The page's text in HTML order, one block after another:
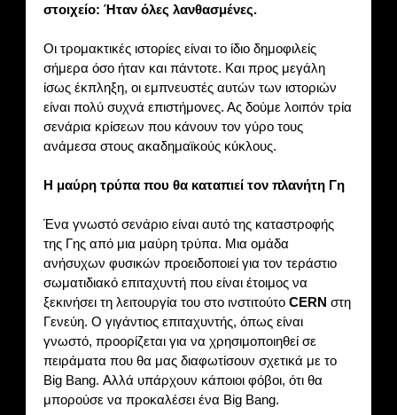
στοιχείο: Ήταν όλες λανθασμένες.
Οι τρομακτικές ιστορίες είναι το ίδιο δημοφιλείς
σήμερα όσο ήταν και πάντοτε. Και προς μεγάλη
ίσως έκπληξη, οι εμπνευστές αυτών των ιστοριών
είναι πολύ συχνά επιστήμονες. Ας δούμε λοιπόν τρία
σενάρια κρίσεων που κάνουν τον γύρο τους
ανάμεσα στους ακαδημαϊκούς κύκλους.
Η μαύρη τρύπα που θα καταπιεί τον πλανήτη Γη
Ένα γνωστό σενάριο είναι αυτό της καταστροφής
της Γης από μια μαύρη τρύπα. Μια ομάδα
ανήσυχων φυσικών προειδοποιεί για τον τεράστιο
σωματιδιακό επιταχυντή που είναι έτοιμος να
ξεκινήσει τη λειτουργία του στο ινστιτούτο CERN στη
Γενεύη. Ο γιγάντιος επιταχυντής, όπως είναι
γνωστό, προορίζεται για να χρησιμοποιηθεί σε
πειράματα που θα μας διαφωτίσουν σχετικά με το
Big Bang. Αλλά υπάρχουν κάποιοι φόβοι, ότι θα
μπορούσε να προκαλέσει ένα Big Bang.